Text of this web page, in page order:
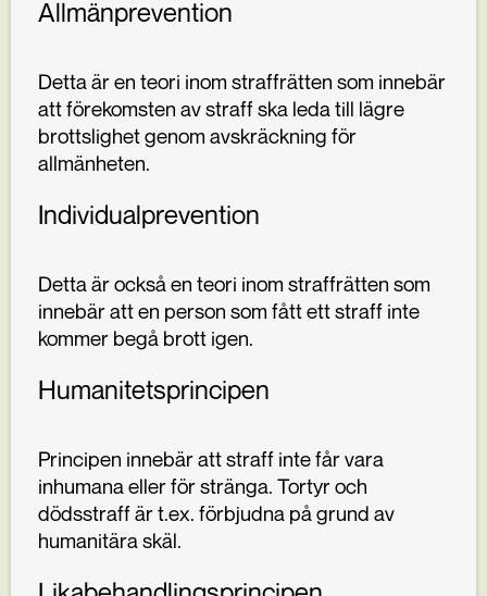
Allmänprevention
Detta är en teori inom straffrätten som innebär
att förekomsten av straff ska leda till lägre
brottslighet genom avskräckning för
allmänheten.
Individualprevention
Detta är också en teori inom straffrätten som
innebär att en person som fått ett straff inte
kommer begå brott igen.
Humanitetsprincipen
Principen innebär att straff inte får vara
inhumana eller för stränga. Tortyr och
dödsstraff är t.ex. förbjudna på grund av
humanitära skäl.